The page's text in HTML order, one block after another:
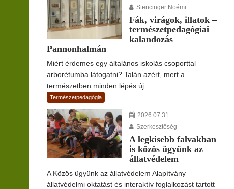
Stencinger Noémi
Fák, virágok, illatok –
természetpedagógiai
kalandozás
Pannonhalmán
Miért érdemes egy általános iskolás csoporttal
arborétumba látogatni? Talán azért, mert a
természetben minden lépés új...
Természetpedagógia
2026.07.31.
Szerkesztőség
A legkisebb falvakban
is közös ügyünk az
állatvédelem
A Közös ügyünk az állatvédelem Alapítvány
állatvédelmi oktatást és interaktív foglalkozást tartott